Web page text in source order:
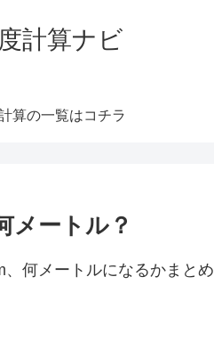
計算ナビ
算の一覧はコチラ
メートル？
何メートルになるかまとめ